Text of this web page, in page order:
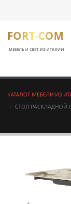
FORT-COM
МЕБЕЛЬ И СВЕТ ИЗ ИТАЛИИ
КАТАЛОГ МЕБЕЛИ ИЗ
СТОЛ РАСКЛАДНОЙ